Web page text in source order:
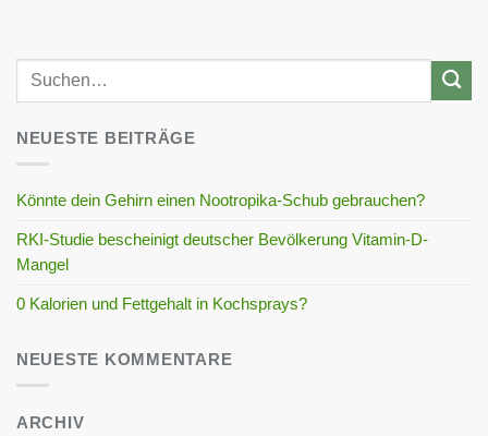
NEUESTE BEITRÄGE
Könnte dein Gehirn einen Nootropika-Schub gebrauchen?
RKI-Studie bescheinigt deutscher Bevölkerung Vitamin-D-
Mangel
0 Kalorien und Fettgehalt in Kochsprays?
NEUESTE KOMMENTARE
ARCHIV